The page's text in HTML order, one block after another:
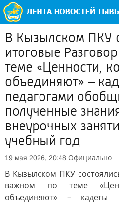
В Кызылском ПКУ
итоговые
теме «Ценности,
объединяют» –
педагогами
полученные
внеурочных
учебный год
19 мая 2026, 20:48 Официально
В Кызылском ПКУ
важном по теме
объединяют» – кадеты